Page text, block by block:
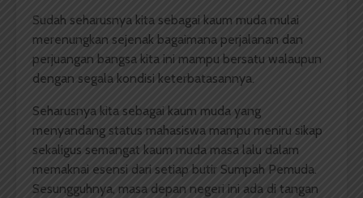
Sudah seharusnya kita sebagai kaum muda mulai
merenungkan sejenak bagaimana perjalanan dan
perjuangan bangsa kita ini mampu bersatu walaupun
dengan segala kondisi keterbatasannya.
Seharusnya kita sebagai kaum muda yang
menyandang status mahasiswa mampu meniru sikap
sekaligus semangat kaum muda masa lalu dalam
memaknai esensi dari setiap butir Sumpah Pemuda.
Sesungguhnya, masa depan negeri ini ada di tangan